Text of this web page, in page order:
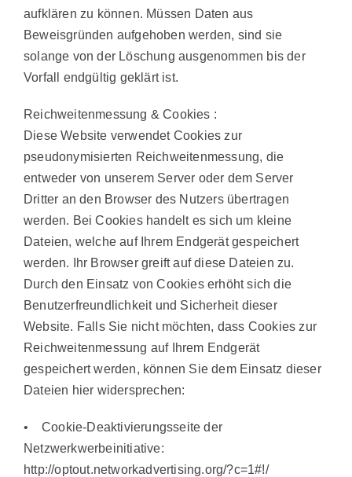
aufklären zu können. Müssen Daten aus
Beweisgründen aufgehoben werden, sind sie
solange von der Löschung ausgenommen bis der
Vorfall endgültig geklärt ist.
Reichweitenmessung & Cookies :
Diese Website verwendet Cookies zur
pseudonymisierten Reichweitenmessung, die
entweder von unserem Server oder dem Server
Dritter an den Browser des Nutzers übertragen
werden. Bei Cookies handelt es sich um kleine
Dateien, welche auf Ihrem Endgerät gespeichert
werden. Ihr Browser greift auf diese Dateien zu.
Durch den Einsatz von Cookies erhöht sich die
Benutzerfreundlichkeit und Sicherheit dieser
Website. Falls Sie nicht möchten, dass Cookies zur
Reichweitenmessung auf Ihrem Endgerät
gespeichert werden, können Sie dem Einsatz dieser
Dateien hier widersprechen:
• Cookie-Deaktivierungsseite der
Netzwerkwerbeinitiative:
http://optout.networkadvertising.org/?c=1#!/